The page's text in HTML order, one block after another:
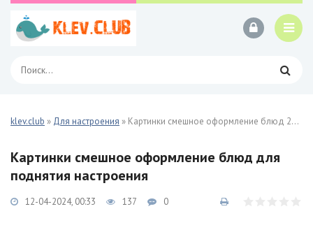
klev.club » Для настроения » Картинки смешное оформление блюд 27 фото
Картинки смешное оформление блюд для
поднятия настроения
12-04-2024, 00:33 137 0